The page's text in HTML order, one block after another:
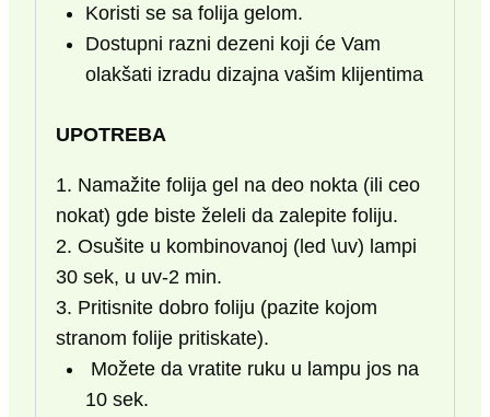
Koristi se sa folija gelom.
Dostupni razni dezeni koji će Vam
olakšati izradu dizajna vašim klijentima
UPOTREBA
1. Namažite folija gel na deo nokta (ili ceo
nokat) gde biste želeli da zalepite foliju.
2. Osušite u kombinovanoj (led \uv) lampi
30 sek, u uv-2 min.
3. Pritisnite dobro foliju (pazite kojom
stranom folije pritiskate).
Možete da vratite ruku u lampu jos na
10 sek.